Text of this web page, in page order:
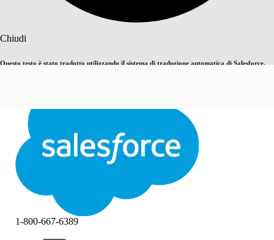
Chiudi
Questo testo è stato tradotto utilizzando il sistema di traduzione automatica di Salesforce.
Chiudi Chiudi
1-800-667-6389